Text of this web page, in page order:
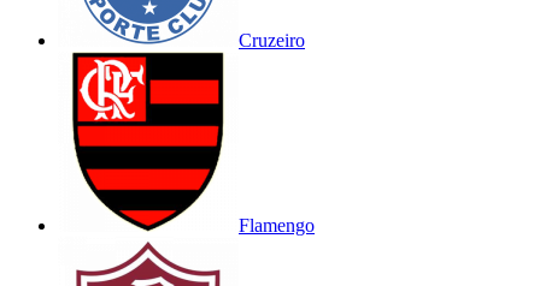
Cruzeiro
Flamengo